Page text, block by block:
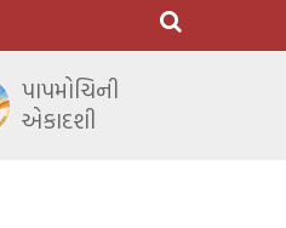
પાપમોચિની
એકાદશી